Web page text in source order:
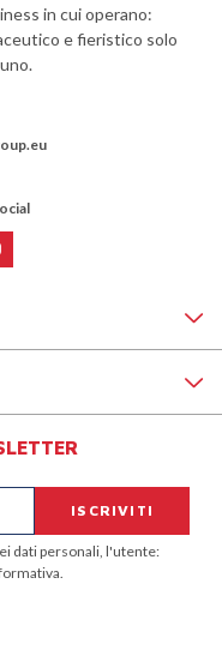
in cui operano:
e fieristico solo
dati personali, l'utente: